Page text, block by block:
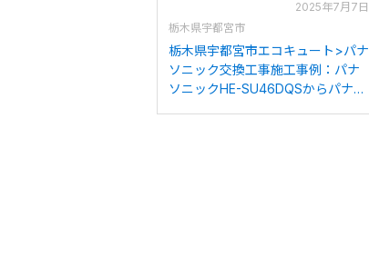
2025年7月7日
栃木県宇都宮市
栃木県宇都宮市エコキュート>パナ
ソニック交換工事施工事例：パナ
ソニックHE-SU46DQSからパナソ